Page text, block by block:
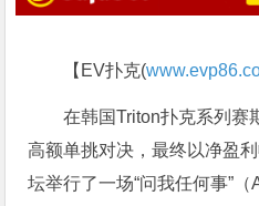
【EV扑克(
在韩国Triton扑克系列赛
高额单挑对决，最终以净盈
坛举行了一场“问我任何事”